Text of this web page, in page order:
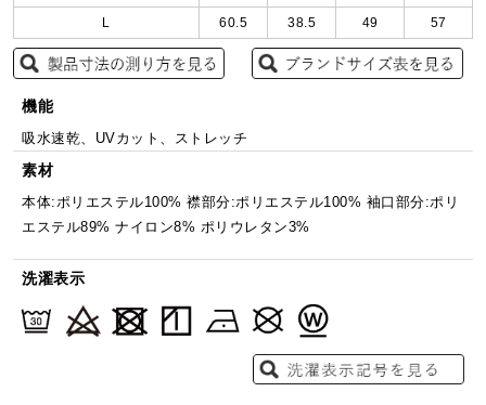
L 60.5 38.5 49 57
機能
吸水速乾、UVカット、ストレッチ
素材
本体:ポリエステル100% 襟部分:ポリエステル100% 袖口部分:ポリ
エステル89% ナイロン8% ポリウレタン3%
洗濯表示